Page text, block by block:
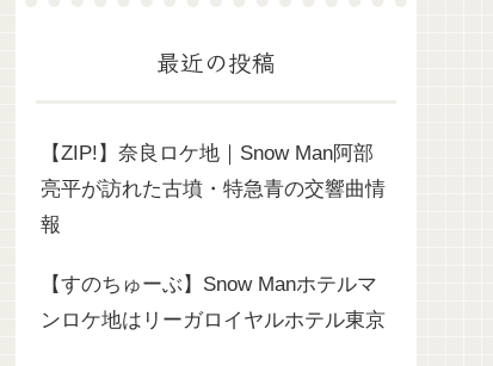
最近の投稿
【ZIP!】奈良ロケ地｜Snow Man阿部
亮平が訪れた古墳・特急青の交響曲情
報
【すのちゅーぶ】Snow Manホテルマ
ンロケ地はリーガロイヤルホテル東京